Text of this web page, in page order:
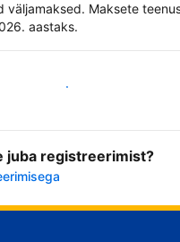
väljamaksed. Maksete
aastaks.
Alusta kohe
juba registreerimist?